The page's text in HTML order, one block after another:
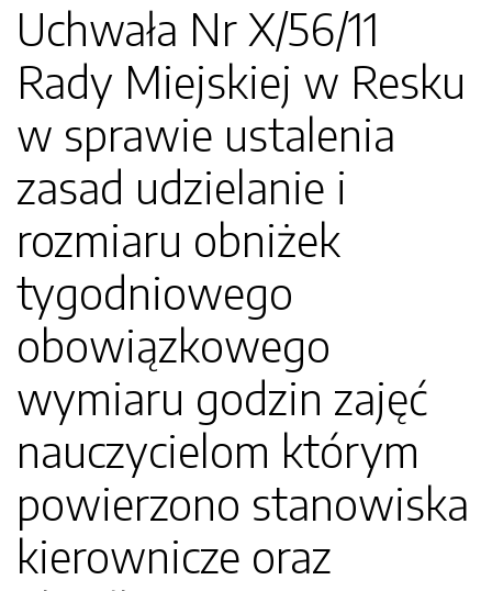
Uchwała Nr X/56/11
Rady Miejskiej w Resku
w sprawie ustalenia
zasad udzielanie i
rozmiaru obniżek
tygodniowego
obowiązkowego
wymiaru godzin zajęć
nauczycielom którym
powierzono stanowiska
kierownicze oraz